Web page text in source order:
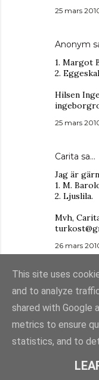
25 mars
Anonym
1. Margot
2.
Hilsen
25 mars
Carita sa…
Jag är
1. M.
2. Ljuslila.
Mvh,
26 mars
Anonym
Vill väldigt
1. M. Barolo
2. Skulle
nyans.
Hoppas
http://
45-
This site uses
and to analyze
shared with Google
metrics to ensure
statistics, and to